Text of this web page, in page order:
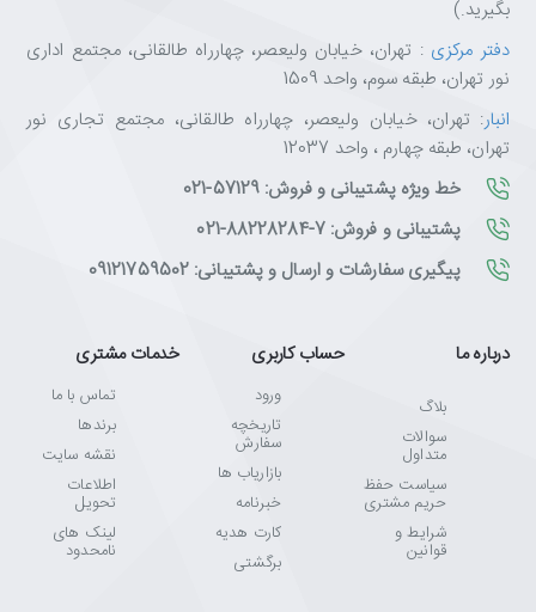
بگیرید.)
دفتر مرکزی : تهران، خیابان ولیعصر، چهارراه طالقانی، مجتمع اداری
نور تهران، طبقه سوم، واحد 1509
انبار: تهران، خیابان ولیعصر، چهارراه طالقانی، مجتمع تجاری نور
تهران، طبقه چهارم ، واحد 12037
خط ویژه پشتیبانی و فروش: 57129-021
پشتیبانی و فروش: 7-88228284-021
پیگیری سفارشات و ارسال و پشتیبانی: 09121759502
درباره ما
بلاگ
سوالات
متداول
سیاست حفظ
حریم مشتری
شرایط و
قوانین
حساب کاربری
ورود
تاریخچه
سفارش
بازاریاب ها
خبرنامه
کارت هدیه
برگشتی
خدمات مشتری
تماس با ما
برندها
نقشه سایت
اطلاعات
تحویل
لینک های
نامحدود